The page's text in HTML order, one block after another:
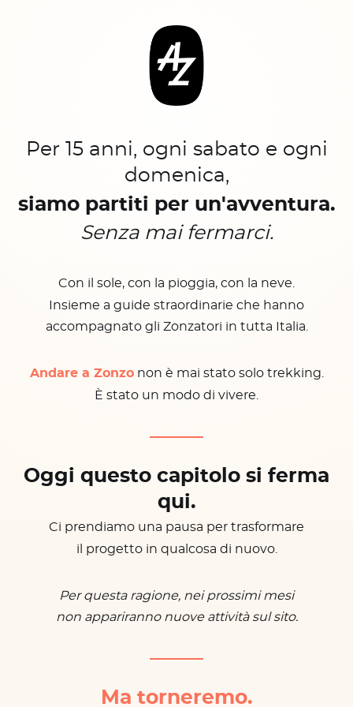
Per 15 anni, ogni sabato e ogni
domenica,
siamo partiti per un'avventura.
Senza mai fermarci.
Con il sole, con la pioggia, con la neve.
Insieme a guide straordinarie che hanno
accompagnato gli Zonzatori in tutta Italia.
Andare a Zonzonon è mai stato solo trekking.
È stato un modo di vivere.
Oggi questo capitolo si ferma
qui.
Ci prendiamo una pausa per trasformare
il progetto in qualcosa di nuovo.
Per questa ragione, nei prossimi mesi
non appariranno nuove attività sul sito.
Ma torneremo.